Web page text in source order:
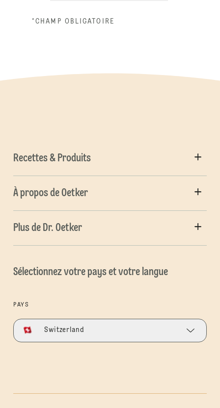
*CHAMP OBLIGATOIRE
Recettes & Produits
À propos de Oetker
Plus de Dr. Oetker
Sélectionnez votre pays et votre langue
PAYS
Switzerland